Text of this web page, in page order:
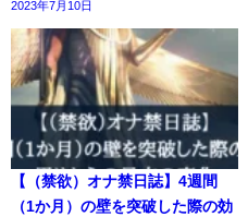
2023年7月10日
【（禁欲）オナ禁日誌】4週間
（1か月）の壁を突破した際の効